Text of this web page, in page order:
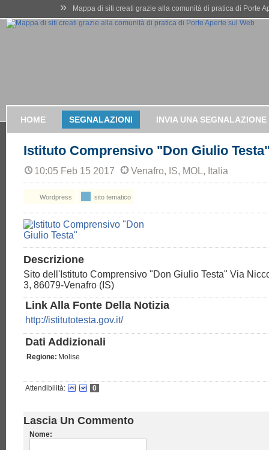
» Mappa di siti creati grazie alla comunità di pratica di Porte
HOME SEGNALAZIONI INVIA UNA SEGNALAZIONE
Istituto Comprensivo "Don Giulio
10:05 Feb 15 2017 Venafro, IS, MOL, Italia
Wordpress sito tematico
Descrizione
Sito dell'Istituto Comprensivo "Don Giulio Testa" Via
3, 86079-Venafro (IS)
Link Alla Fonte Della Notizia
http://istitutotesta.gov.it/
Dati Addizionali
Regione: Molise
Attendibilità: 0
Lascia Un Commento
Nome: